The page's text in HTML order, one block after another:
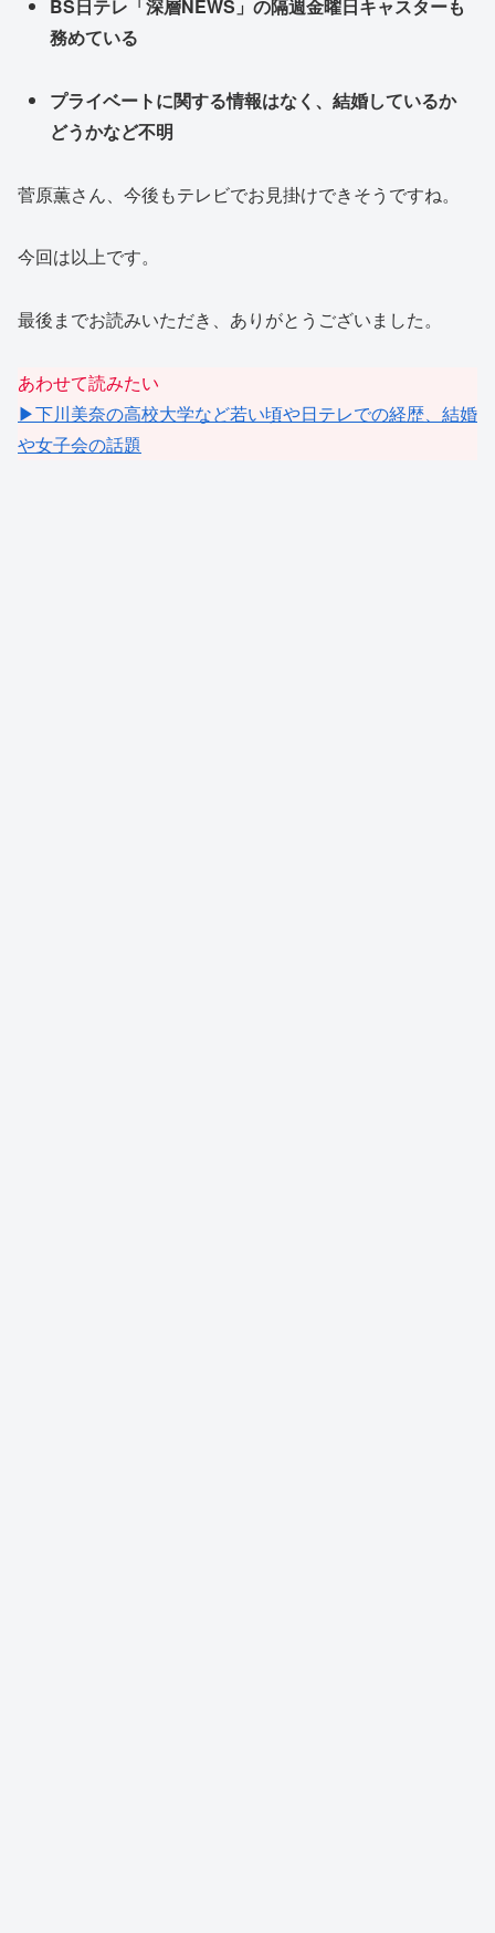
BS日テレ「深層NEWS」の隔週金曜日キャスターも
務めている
プライベートに関する情報はなく、結婚しているか
どうかなど不明
菅原薫さん、今後もテレビでお見掛けできそうですね。
今回は以上です。
最後までお読みいただき、ありがとうございました。
あわせて読みたい
▶下川美奈の高校大学など若い頃や日テレでの経歴、結婚
や女子会の話題